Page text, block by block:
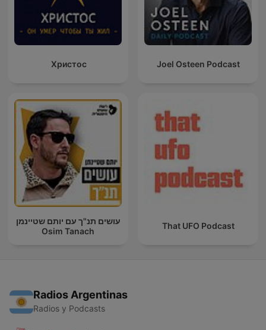
Христос Joel Osteen Podcast
עושים תנ"ך עם יותם שטיינמן
Osim Tanach
That UFO Podcast
Radios Argentinas
Radios y Podcasts